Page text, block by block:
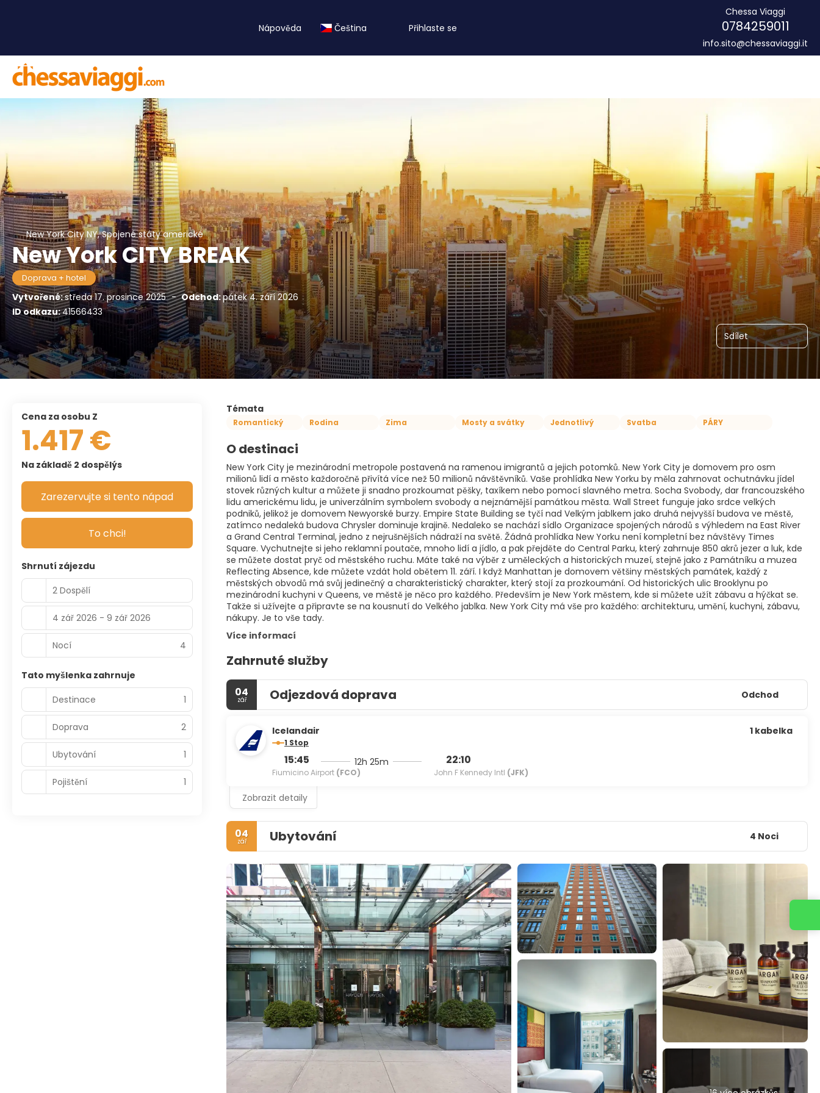
Nápověda Čeština Přihlaste se
Chessa Viaggi
0784259011
info.sito@chessaviaggi.it
New York City NY, Spojené státy americké
New York CITY BREAK
Doprava + hotel
Vytvořené:středa 17. prosince 2025 - Odchod:pátek 4. září 2026
ID odkazu:41566433
Sdílet
Témata
Romantický Rodina Zima Mosty a svátky Jednotlivý Svatba PÁRY
O destinaci
New York City je mezinárodní metropole postavená na ramenou imigrantů a jejich potomků. New York City je domovem pro osm
milionů lidí a město každoročně přivítá více než 50 milionů návštěvníků. Vaše prohlídka New Yorku by měla zahrnovat ochutnávku jídel
stovek různých kultur a můžete ji snadno prozkoumat pěšky, taxíkem nebo pomocí slavného metra. Socha Svobody, dar francouzského
lidu americkému lidu, je univerzálním symbolem svobody a nejznámější památkou města. Wall Street funguje jako srdce velkých
podniků, jelikož je domovem Newyorské burzy. Empire State Building se tyčí nad Velkým jablkem jako druhá nejvyšší budova ve městě,
zatímco nedaleká budova Chrysler dominuje krajině. Nedaleko se nachází sídlo Organizace spojených národů s výhledem na East River
a Grand Central Terminal, jedno z nejrušnějších nádraží na světě. Žádná prohlídka New Yorku není kompletní bez návštěvy Times
Square. Vychutnejte si jeho reklamní poutače, mnoho lidí a jídlo, a pak přejděte do Central Parku, který zahrnuje 850 akrů jezer a luk, kde
se můžete dostat pryč od městského ruchu. Máte také na výběr z uměleckých a historických muzeí, stejně jako z Památníku a muzea
Reflecting Absence, kde můžete vzdát hold obětem 11. září. I když Manhattan je domovem většiny městských památek, každý z
městských obvodů má svůj jedinečný a charakteristický charakter, který stojí za prozkoumání. Od historických ulic Brooklynu po
mezinárodní kuchyni v Queens, ve městě je něco pro každého. Především je New York městem, kde si můžete užít zábavu a hýčkat se.
Takže si užívejte a připravte se na kousnutí do Velkého jablka. New York City má vše pro každého: architekturu, umění, kuchyni, zábavu,
nákupy. Je to vše tady.
Více informací
Zahrnuté služby
04
zář Odjezdová doprava Odchod
Icelandair
1 Stop
15:45
Fiumicino Airport (FCO)
12h 25m 22:10
John F Kennedy Intl (JFK)
1 kabelka
Zobrazit detaily
04
zář Ubytování 4 Noci
Cena za osobu Z
1.417 €
Na základě 2 dospělýs
Zarezervujte si tento nápad
To chci!
Shrnutí zájezdu
2 Dospělí
4 zář 2026 - 9 zář 2026
Nocí 4
Tato myšlenka zahrnuje
Destinace
1
Doprava 2
Ubytování 1
Pojištění 1